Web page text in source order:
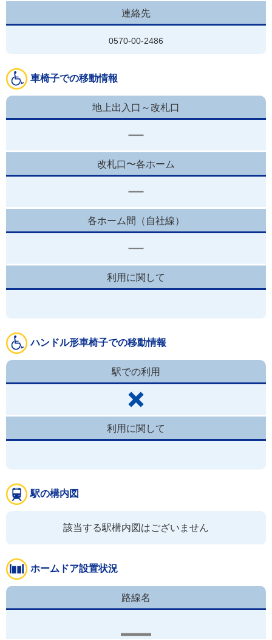
連絡先
0570-00-2486
車椅子での移動情報
地上出入口～改札口
改札口〜各ホーム
各ホーム間（自社線）
利用に関して
ハンドル形車椅子での移動情報
駅での利用
利用に関して
駅の構内図
該当する駅構内図はございません
ホームドア設置状況
路線名